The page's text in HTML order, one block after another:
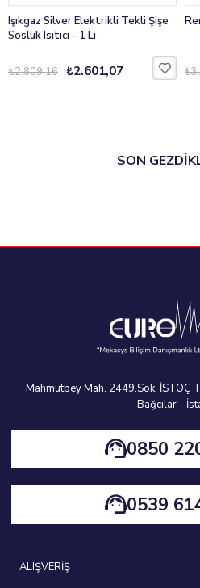
Işıkgaz Silver Elektrikli Tekli Şişe
Sosluk Isıtıcı - 1 Li
₺2.601,07
₺2.809,16
SON
Mahmutbey Mah. 2449.Sok. İSTOÇ
Bağcılar -
0850
0539
ALIŞVERİŞ